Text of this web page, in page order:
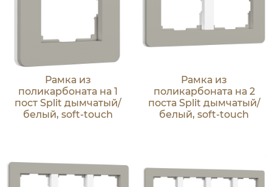
Рамка из
поликарбоната на 1
пост Split дымчатый/
белый, soft-touch
Рамка из
поликарбоната на 2
поста Split дымчатый/
белый, soft-touch